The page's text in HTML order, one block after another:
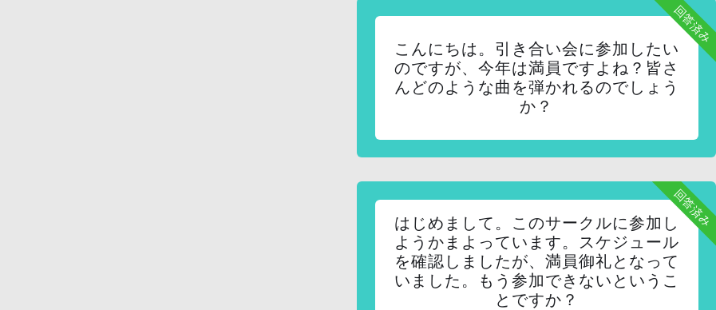
回答済み
こんにちは。引き合い会に参加したい
のですが、今年は満員ですよね？皆さ
んどのような曲を弾かれるのでしょう
か？
回答済み
はじめまして。このサークルに参加し
ようかまよっています。スケジュール
を確認しましたが、満員御礼となって
いました。もう参加できないというこ
とですか？